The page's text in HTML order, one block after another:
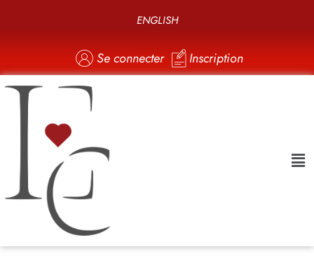
ENGLISH
Se connecter Inscription